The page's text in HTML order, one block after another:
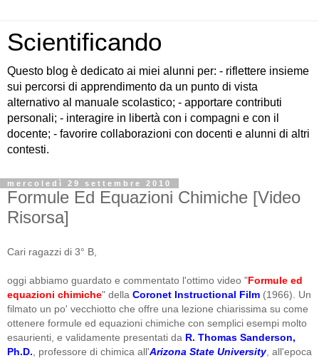
Scientificando
Questo blog è dedicato ai miei alunni per: - riflettere insieme
sui percorsi di apprendimento da un punto di vista
alternativo al manuale scolastico; - apportare contributi
personali; - interagire in libertà con i compagni e con il
docente; - favorire collaborazioni con docenti e alunni di altri
contesti.
mercoledì 29 settembre 2010
Formule Ed Equazioni Chimiche [Video
Risorsa]
Cari ragazzi di 3° B,
oggi abbiamo guardato e commentato l'ottimo video "Formule ed
equazioni chimiche" della Coronet Instructional Film (1966). Un
filmato un po' vecchiotto che offre una lezione chiarissima su come
ottenere formule ed equazioni chimiche con semplici esempi molto
esaurienti, e validamente presentati da R. Thomas Sanderson,
Ph.D. , professore di chimica all'Arizona State University, all'epoca